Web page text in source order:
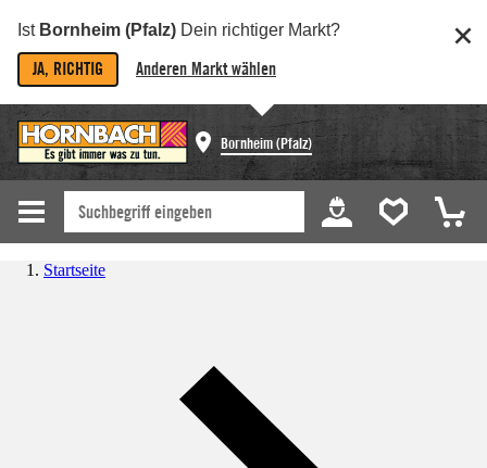
Ist Bornheim (Pfalz) Dein richtiger Markt?
JA, RICHTIG Anderen Markt wählen
Bornheim (Pfalz)
Startseite